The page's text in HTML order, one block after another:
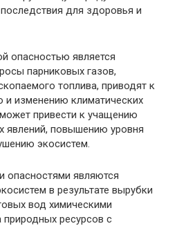
для здоровья и
опасностью является
парниковых газов,
топлива, приводят к
и изменению климатических
привести к учащению
явлений, повышению уровня
экосистем.
опасностями являются
в результате вырубки
вод химическими
ресурсов с